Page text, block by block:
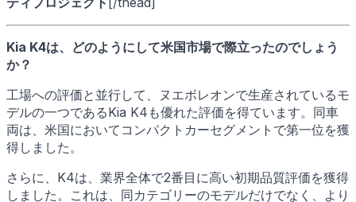
Kia K4は、どのようにして米国市場で際立ったのでしょう
か？
工場への評価と並行して、ヌエボレオンで生産されているモ
デルの一つであるKia K4も優れた評価を得ています。同車
両は、米国においてコンパクトカーセグメントで第一位を獲
得しました。
さらに、K4は、業界全体で2番目に高い初期品質評価を獲得
しました。これは、同カテゴリーのモデルだけでなく、より